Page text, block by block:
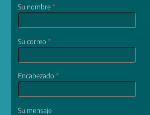
Su nombre*
Su correo*
Encabezado*
Su mensaje